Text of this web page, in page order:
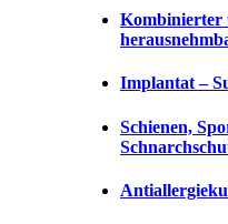
Kombinierter
Implantat –
Schienen,